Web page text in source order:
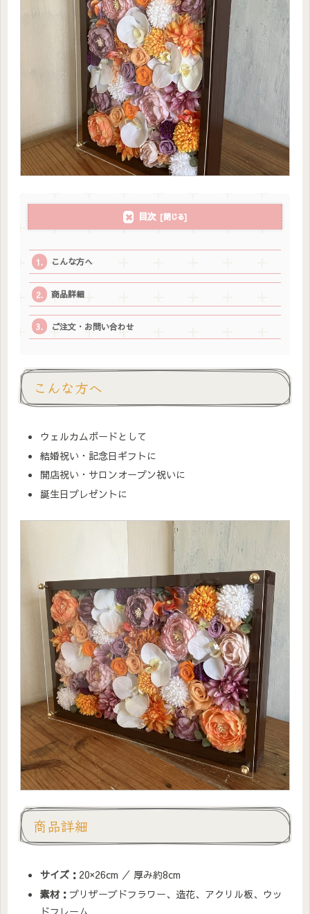
目次
こんな方へ
商品詳細
ご注文・お問い合わせ
こんな方へ
ウェルカムボードとして
結婚祝い・記念日ギフトに
開店祝い・サロンオープン祝いに
誕生日プレゼントに
商品詳細
サイズ： 20×26cm ／ 厚み約8cm
素材： プリザーブドフラワー、造花、アクリル板、ウッ
ドフレーム